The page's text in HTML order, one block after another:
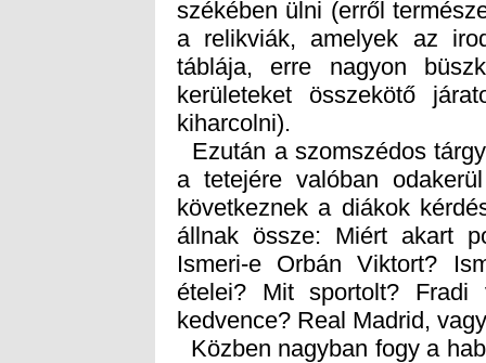
kiharcolni).
Ezután a szomszédos
a tetejére valóban
következnek a diákok
állnak össze: Miért akart
Ismeri-e Orbán Viktort?
ételei? Mit sportolt?
kedvence? Real Madrid,
Közben nagyban fogy a
bőven, és a diákok